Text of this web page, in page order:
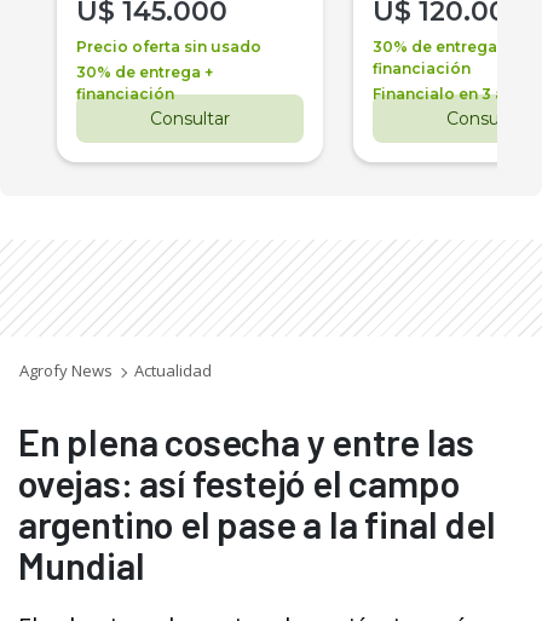
U$ 145.000
Precio oferta sin usado
30% de entrega +
financiación
Consultar
U$ 120.000
30% de entrega +
financiación
Financialo en 3 años
Consultar
Agrofy News Actualidad
En plena cosecha y entre las
ovejas: así festejó el campo
argentino el pase a la final del
Mundial